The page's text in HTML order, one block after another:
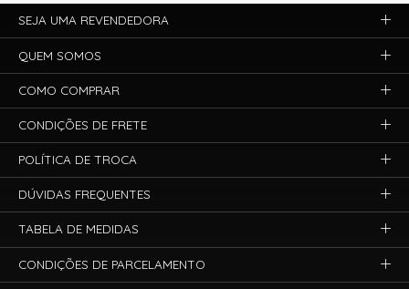
SEJA UMA REVENDEDORA
QUEM SOMOS
COMO COMPRAR
CONDIÇÕES DE FRETE
POLÍTICA DE TROCA
DÚVIDAS FREQUENTES
TABELA DE MEDIDAS
CONDIÇÕES DE PARCELAMENTO